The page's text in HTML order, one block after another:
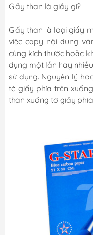
Giấy than là giấy gì?
Giấy than là loại giấy
việc copy nội dung
cùng kích thước hoặc
dụng một lần hay
sử dụng. Nguyên lý
tờ giấy phía trên
than xuống tờ giấy